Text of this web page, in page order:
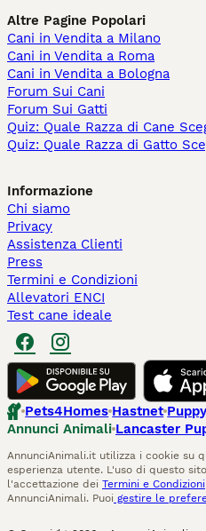
Altre Pagine Popolari
Cani in Vendita a Milano
Cani in Vendita a Roma
Cani in Vendita a Bologna
Forum Sui Cani
Forum Sui Gatti
Quiz: Quale Razza di Cane
Quiz: Quale Razza di Gatto
Informazione
Chi siamo
Privacy
Assistenza Clienti
Press
Termini e Condizioni
Allevatori ENCI
Test cane ideale
Pets4Homes Hastnet
Annunci Animali Lancaster
AnnunciAnimali.it utilizza i cookie su
esperienza utente. L'uso di questo
l'accettazione dei Termini e Condizioni
AnnunciAnimali. Puoi gestire le